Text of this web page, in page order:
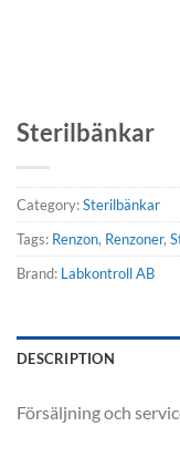
Sterilbänkar
Category:Sterilbänkar
Tags: Renzon, Renzoner,
Brand: Labkontroll AB
DESCRIPTION
Försäljning och